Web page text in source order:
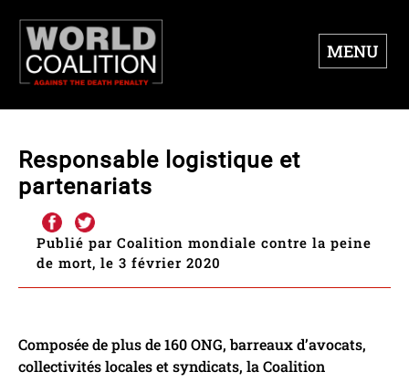
MENU
Responsable logistique et
partenariats
Publié par Coalition mondiale contre la peine
de mort, le 3 février 2020
Composée de plus de 160 ONG, barreaux d’avocats,
collectivités locales et syndicats, la Coalition